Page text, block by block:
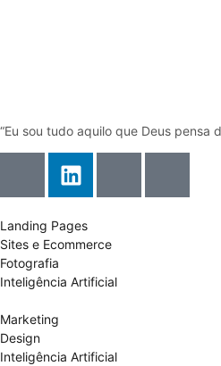
“Eu sou tudo aquilo que Deus pensa
Landing Pages
Sites e Ecommerce
Fotografia
Inteligência Artificial
Marketing
Design
Inteligência Artificial